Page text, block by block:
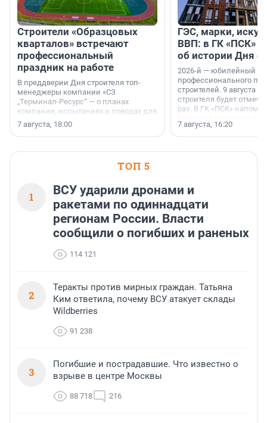
Строители «Образцовых
кварталов» встречают
профессиональный
праздник на работе
В преддверии Дня строителя топ-
менеджеры компании «СЗ
„Терминал-Ресурс“ — о планах
компании, испытаниях и поводах для
осторожного оптимизма.
7 августа, 18:00
ГЭС, марки,
ВВП: в ГК «ПСК»
об истории Дня
2026-й — юбилейный
профессионального
строителей. 9 августа
строителя будет
раз. В ГК «ПСК»
поменялась роль
7 августа, 16:20
ТОП 5
1
ВСУ ударили дронами и
ракетами по одиннадцати
регионам России. Власти
сообщили о погибших и раненых
114 121
2
Теракты против мирных граждан. Татьяна
Ким ответила, почему ВСУ атакует склады
Wildberries
91 238
3
Погибшие и пострадавшие. Что известно о
взрыве в центре Москвы
88 718 216